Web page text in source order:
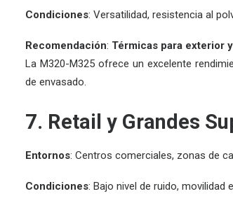
Condiciones: Versatilidad, resistencia al
Recomendación: Térmicas para exterior
LaM320-M325 ofrece un excelente
de envasado.
7. Retail y Grandes
Entornos: Centros comerciales, zonas de
Condiciones: Bajo nivel de ruido,